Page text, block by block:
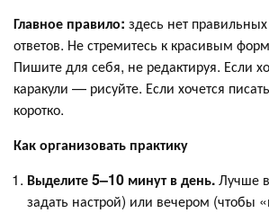
Главное правило: здесь нет
ответов. Не стремитесь к красивым
Пишите для себя, не редактируя. Если
каракули — рисуйте. Если хочется
коротко.
Как организовать практику
Выделите 5–10 минут в день.Лучше
задать настрой) или вечером (чтобы